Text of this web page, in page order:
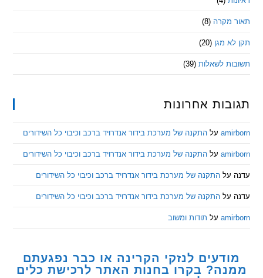
(8)
מגן (20)
לשאלות (39)
אחרונות
עלהתקנה של מערכת בידור אנדרויד ברכב וכיבוי כל השידורים
עלהתקנה של מערכת בידור אנדרויד ברכב וכיבוי כל השידורים
התקנה של מערכת בידור אנדרויד ברכב וכיבוי כל השידורים
התקנה של מערכת בידור אנדרויד ברכב וכיבוי כל השידורים
עלתודות ומשוב
לנזקי הקרינה או כבר נפגעתם
בקרו בחנות האתר לרכישת כלים